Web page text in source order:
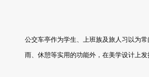
公交车亭作为学生、上班族及旅人习以为
雨、休憩等实用的功能外，在美学设计上